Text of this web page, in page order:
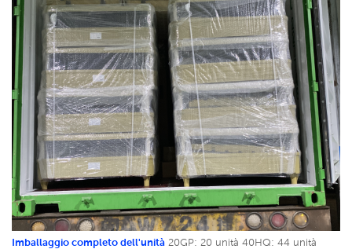
Imballaggio completo dell'unità 20GP: 20 unità 40HQ: 44 unità